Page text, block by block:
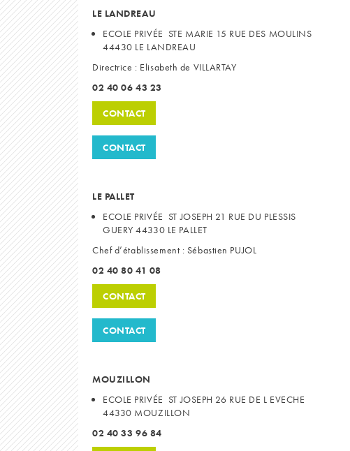
LE LANDREAU
ECOLE PRIVÉE STE MARIE 15 RUE DES MOULINS
44430 LE LANDREAU
Directrice : Elisabeth de VILLARTAY
02 40 06 43 23
CONTACT
CONTACT
LE PALLET
ECOLE PRIVÉE ST JOSEPH 21 RUE DU PLESSIS
GUERY 44330 LE PALLET
Chef d’établissement : Sébastien PUJOL
02 40 80 41 08
CONTACT
CONTACT
MOUZILLON
ECOLE PRIVÉE ST JOSEPH 26 RUE DE L EVECHE
44330 MOUZILLON
02 40 33 96 84